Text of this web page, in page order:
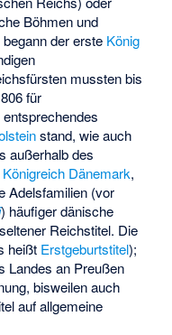
Böhmen und
der erste König
mussten bis
für
stand, wie auch
außerhalb des
Königreich Dänemark,
Adelsfamilien (vor
) häufiger dänische
Reichstitel. Die
heißt Erstgeburtstitel);
Landes an Preußen
bisweilen auch
auf allgemeine